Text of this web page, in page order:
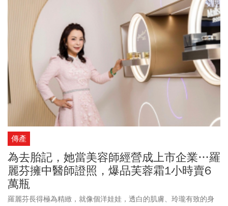
刊》一併告訴你！
傳產
為去胎記，她當美容師經營成上市企業…羅
麗芬擁中醫師證照，爆品芙蓉霜1小時賣6
萬瓶
羅麗芬長得極為精緻，就像個洋娃娃，透白的肌膚、玲瓏有致的身